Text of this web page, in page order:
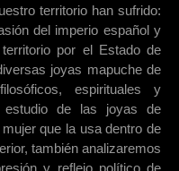
territorio han sufrido:
del imperio español y
por el Estado de
joyas mapuche de
espirituales y
estudio de las joyas de
que la usa dentro de
también analizaremos
y reflejo político de